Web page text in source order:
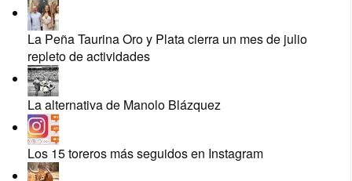
La Peña Taurina Oro y Plata cierra un mes de julio
repleto de actividades
La alternativa de Manolo Blázquez
Los 15 toreros más seguidos en Instagram